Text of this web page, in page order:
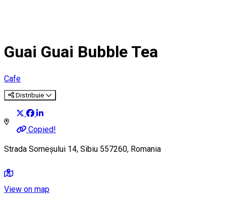
Guai Guai Bubble Tea
Cafe
Distribuie
Copied!
Strada Someșului 14, Sibiu 557260, Romania
View on map